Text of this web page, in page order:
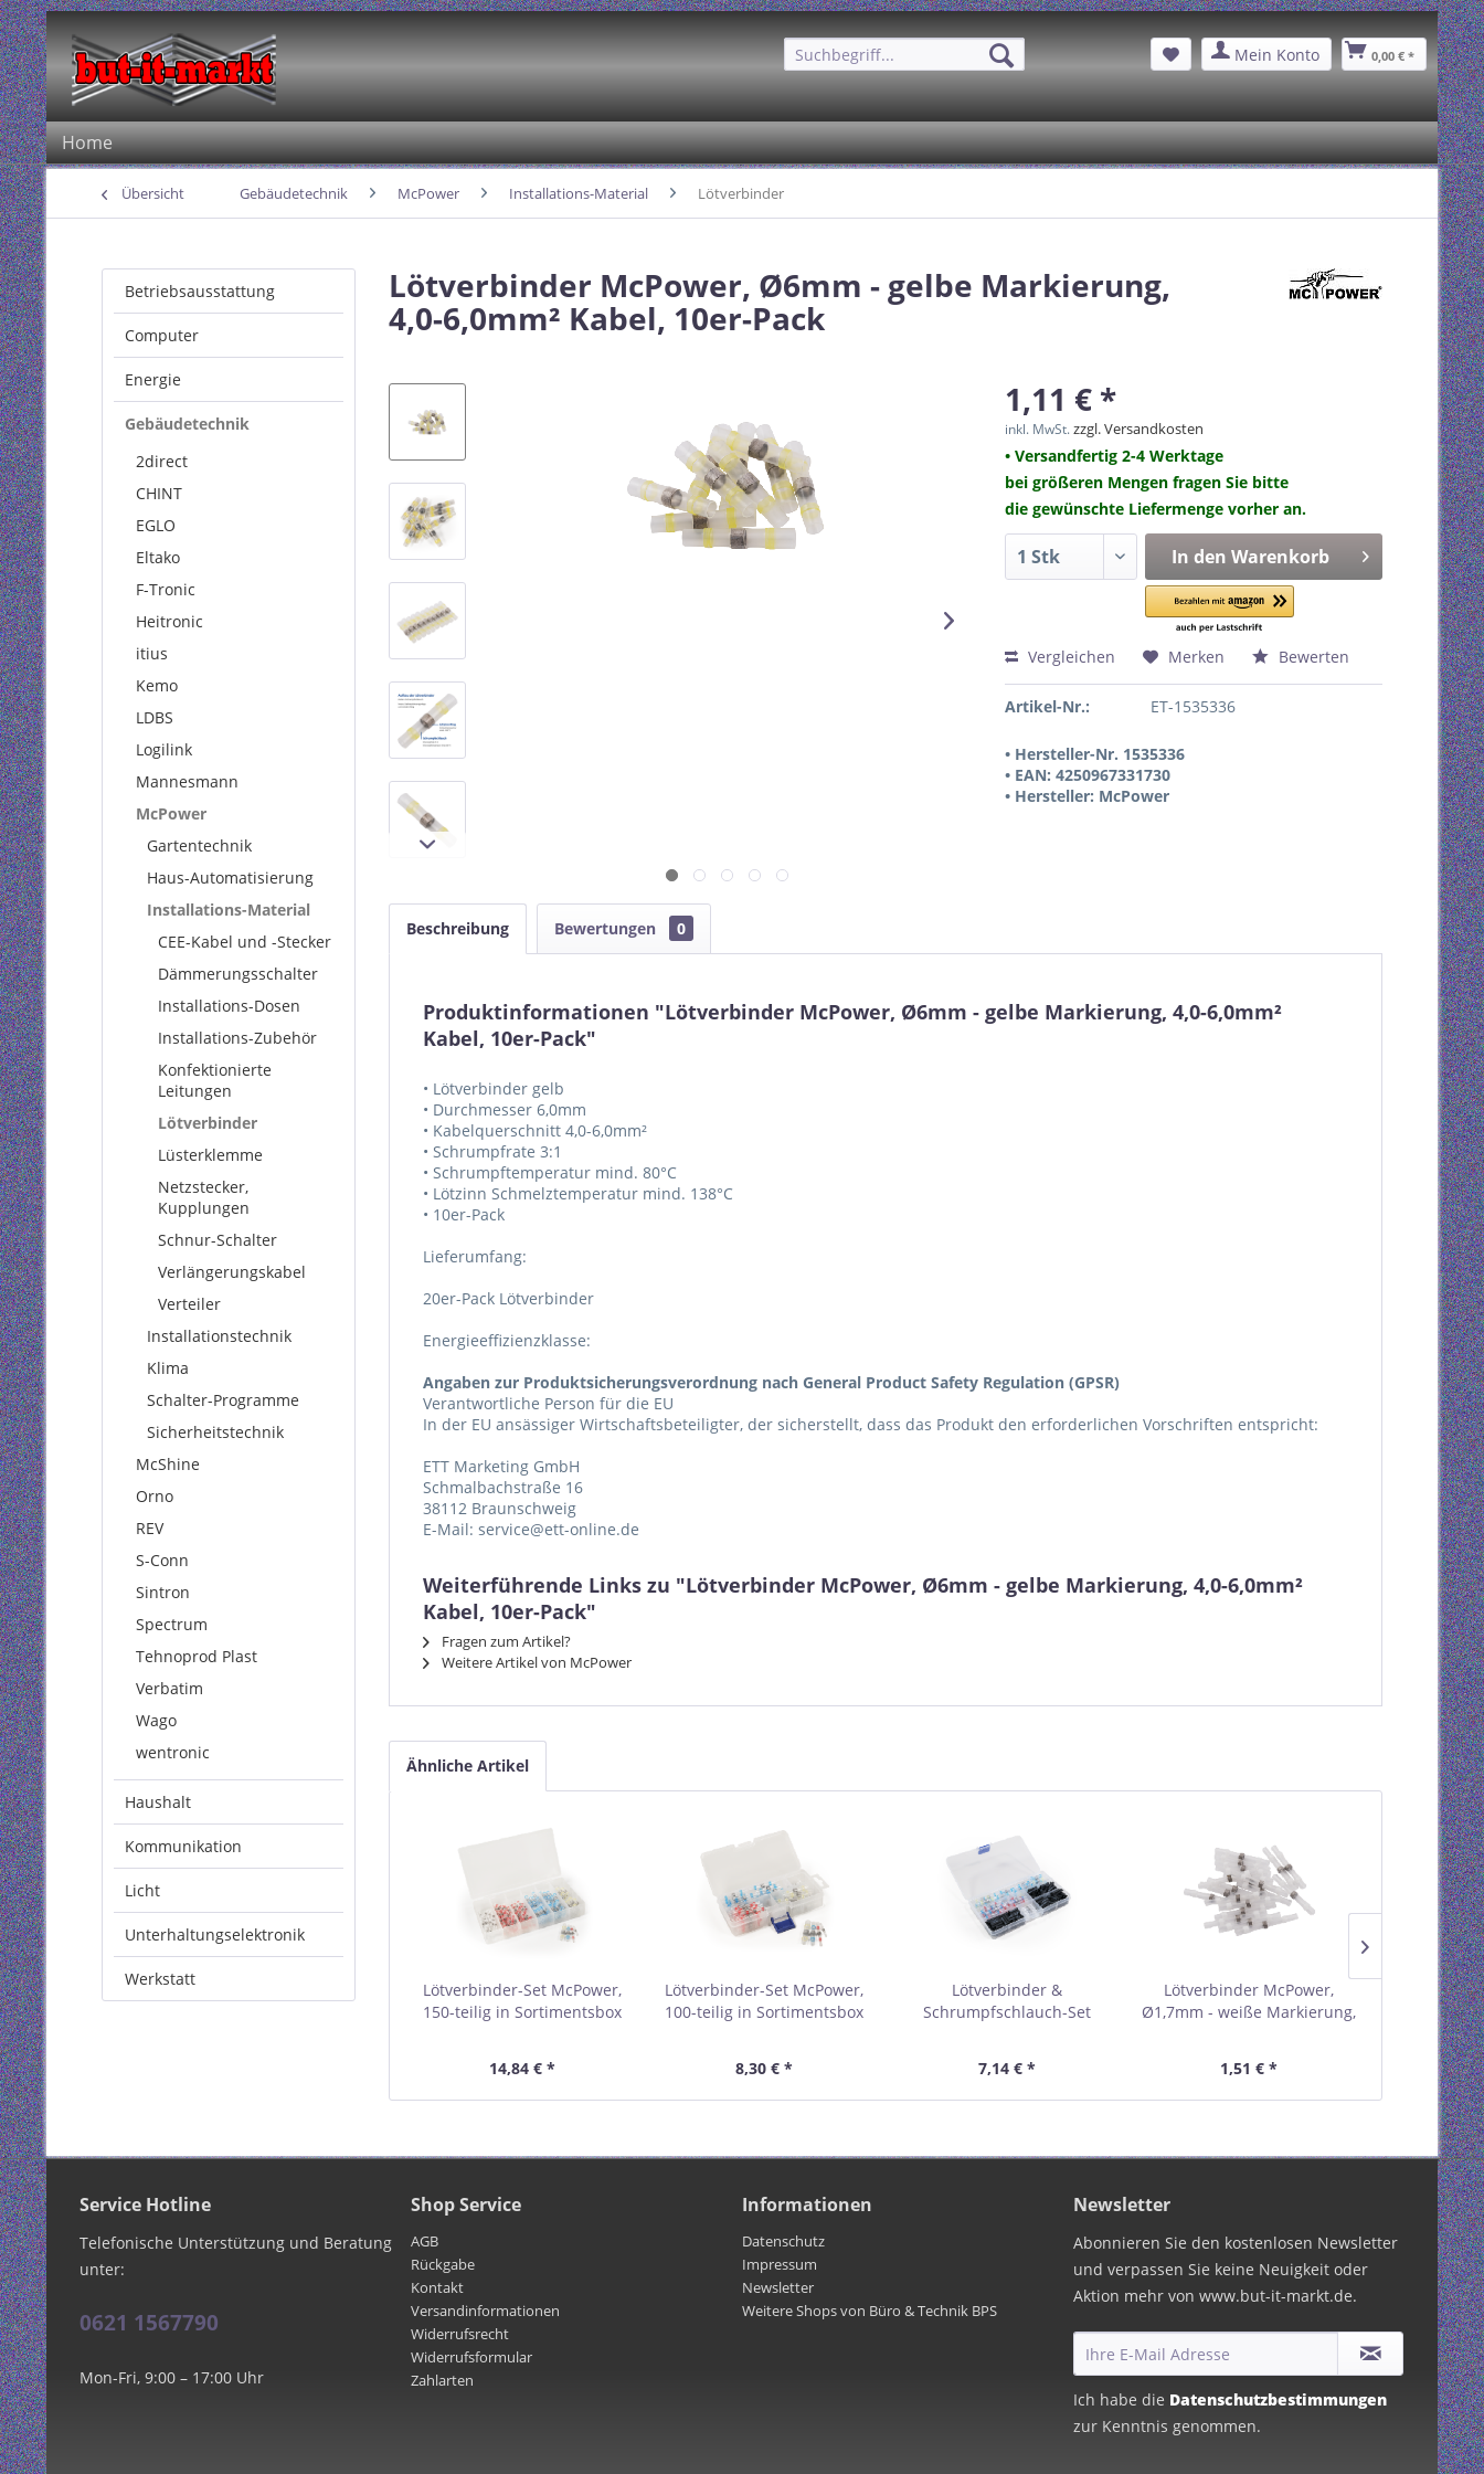
Mein Konto 0,00 € *
Home
Übersicht Gebäudetechnik McPower Installations-Material Lötverbinder
Betriebsausstattung
Computer
Energie
Gebäudetechnik
2direct
CHINT
EGLO
Eltako
F-Tronic
Heitronic
itius
Kemo
LDBS
Logilink
Mannesmann
McPower
Gartentechnik
Haus-Automatisierung
Installations-Material
CEE-Kabel und -Stecker
Dämmerungsschalter
Installations-Dosen
Installations-Zubehör
Konfektionierte
Leitungen
Lötverbinder
Lüsterklemme
Netzstecker,
Kupplungen
Schnur-Schalter
Verlängerungskabel
Verteiler
Installationstechnik
Klima
Schalter-Programme
Sicherheitstechnik
McShine
Orno
REV
S-Conn
Sintron
Spectrum
Tehnoprod Plast
Verbatim
Wago
wentronic
Haushalt
Kommunikation
Licht
Unterhaltungselektronik
Werkstatt
Lötverbinder McPower, Ø6mm - gelbe Markierung,
4,0-6,0mm² Kabel, 10er-Pack
1,11 € *
inkl. MwSt.zzgl. Versandkosten
• Versandfertig 2-4 Werktage
bei größeren Mengen fragen Sie bitte
die gewünschte Liefermenge vorher an.
In den Warenkorb
Vergleichen Merken Bewerten
Artikel-Nr.: ET-1535336
• Hersteller-Nr. 1535336
• EAN: 4250967331730
• Hersteller: McPower
Beschreibung Bewertungen 0
Produktinformationen "Lötverbinder McPower, Ø6mm - gelbe Markierung, 4,0-6,0mm²
Kabel, 10er-Pack"
• Lötverbinder gelb
• Durchmesser 6,0mm
• Kabelquerschnitt 4,0-6,0mm²
• Schrumpfrate 3:1
• Schrumpftemperatur mind. 80°C
• Lötzinn Schmelztemperatur mind. 138°C
• 10er-Pack
Lieferumfang:
20er-Pack Lötverbinder
Energieeffizienzklasse:
Angaben zur Produktsicherungsverordnung nach General Product Safety Regulation (GPSR)
Verantwortliche Person für die EU
In der EU ansässiger Wirtschaftsbeteiligter, der sicherstellt, dass das Produkt den erforderlichen Vorschriften entspricht:
ETT Marketing GmbH
Schmalbachstraße 16
38112 Braunschweig
E-Mail: service@ett-online.de
Weiterführende Links zu "Lötverbinder McPower, Ø6mm - gelbe Markierung, 4,0-6,0mm²
Kabel, 10er-Pack"
Fragen zum Artikel?
Weitere Artikel von McPower
Ähnliche Artikel
Lötverbinder-Set McPower,
150-teilig in Sortimentsbox
14,84 € *
Lötverbinder-Set McPower,
100-teilig in Sortimentsbox
8,30 € *
Lötverbinder &
Schrumpfschlauch-Set
7,14 € *
Lötverbinder McPower,
Ø1,7mm - weiße Markierung,
1,51 € *
Ø4,5mm -
1,5-2,5mm²
Service Hotline
Telefonische Unterstützung und Beratung
unter:
0621 1567790
Mon-Fri, 9:00 – 17:00 Uhr
Shop Service
AGB
Rückgabe
Kontakt
Versandinformationen
Widerrufsrecht
Widerrufsformular
Zahlarten
Informationen
Datenschutz
Impressum
Newsletter
Weitere Shops von Büro & Technik BPS
Newsletter
Abonnieren Sie den kostenlosen Newsletter
und verpassen Sie keine Neuigkeit oder
Aktion mehr von www.but-it-markt.de.
Ich habe die Datenschutzbestimmungen
zur Kenntnis genommen.